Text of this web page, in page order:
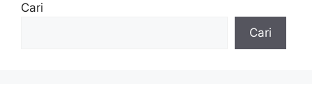
Cari
Cari